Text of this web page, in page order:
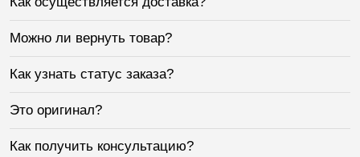
Можно ли вернуть товар?
Как узнать статус заказа?
Это оригинал?
Как получить консультацию?